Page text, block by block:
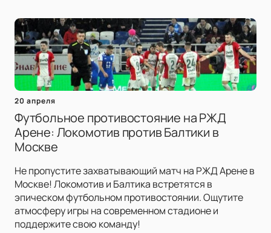
20 апреля
Футбольное противостояние на РЖД
Арене: Локомотив против Балтики в
Москве
Не пропустите захватывающий матч на РЖД Арене в
Москве! Локомотив и Балтика встретятся в
эпическом футбольном противостоянии. Ощутите
атмосферу игры на современном стадионе и
поддержите свою команду!